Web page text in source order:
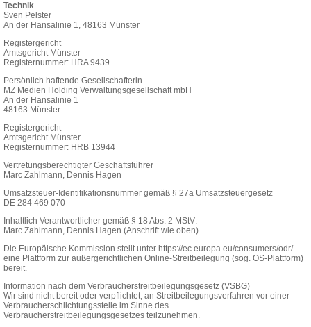
Technik
Sven Pelster
An der Hansalinie 1, 48163 Münster
Registergericht
Amtsgericht Münster
Registernummer: HRA 9439
Persönlich haftende Gesellschafterin
MZ Medien Holding Verwaltungsgesellschaft mbH
An der Hansalinie 1
48163 Münster
Registergericht
Amtsgericht Münster
Registernummer: HRB 13944
Vertretungsberechtigter Geschäftsführer
Marc Zahlmann, Dennis Hagen
Umsatzsteuer-Identifikationsnummer gemäß § 27a Umsatzsteuergesetz
DE 284 469 070
Inhaltlich Verantwortlicher gemäß § 18 Abs. 2 MStV:
Marc Zahlmann, Dennis Hagen (Anschrift wie oben)
Die Europäische Kommission stellt unter https://ec.europa.eu/consumers/odr/
eine Plattform zur außergerichtlichen Online-Streitbeilegung (sog. OS-Plattform)
bereit.
Information nach dem Verbraucherstreitbeilegungsgesetz (VSBG)
Wir sind nicht bereit oder verpflichtet, an Streitbeilegungsverfahren vor einer
Verbraucherschlichtungsstelle im Sinne des
Verbraucherstreitbeilegungsgesetzes teilzunehmen.